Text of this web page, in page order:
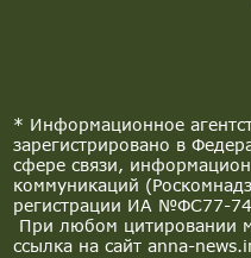
* Информационное
зарегистрировано в
сфере связи,
коммуникаций
регистрации ИА №ФС77-
При любом цитировании
ссылка на сайт anna-